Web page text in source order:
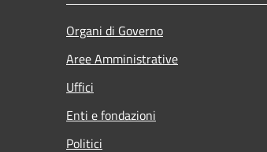
Organi di Governo
Aree Amministrative
Uffici
Enti e fondazioni
Politici